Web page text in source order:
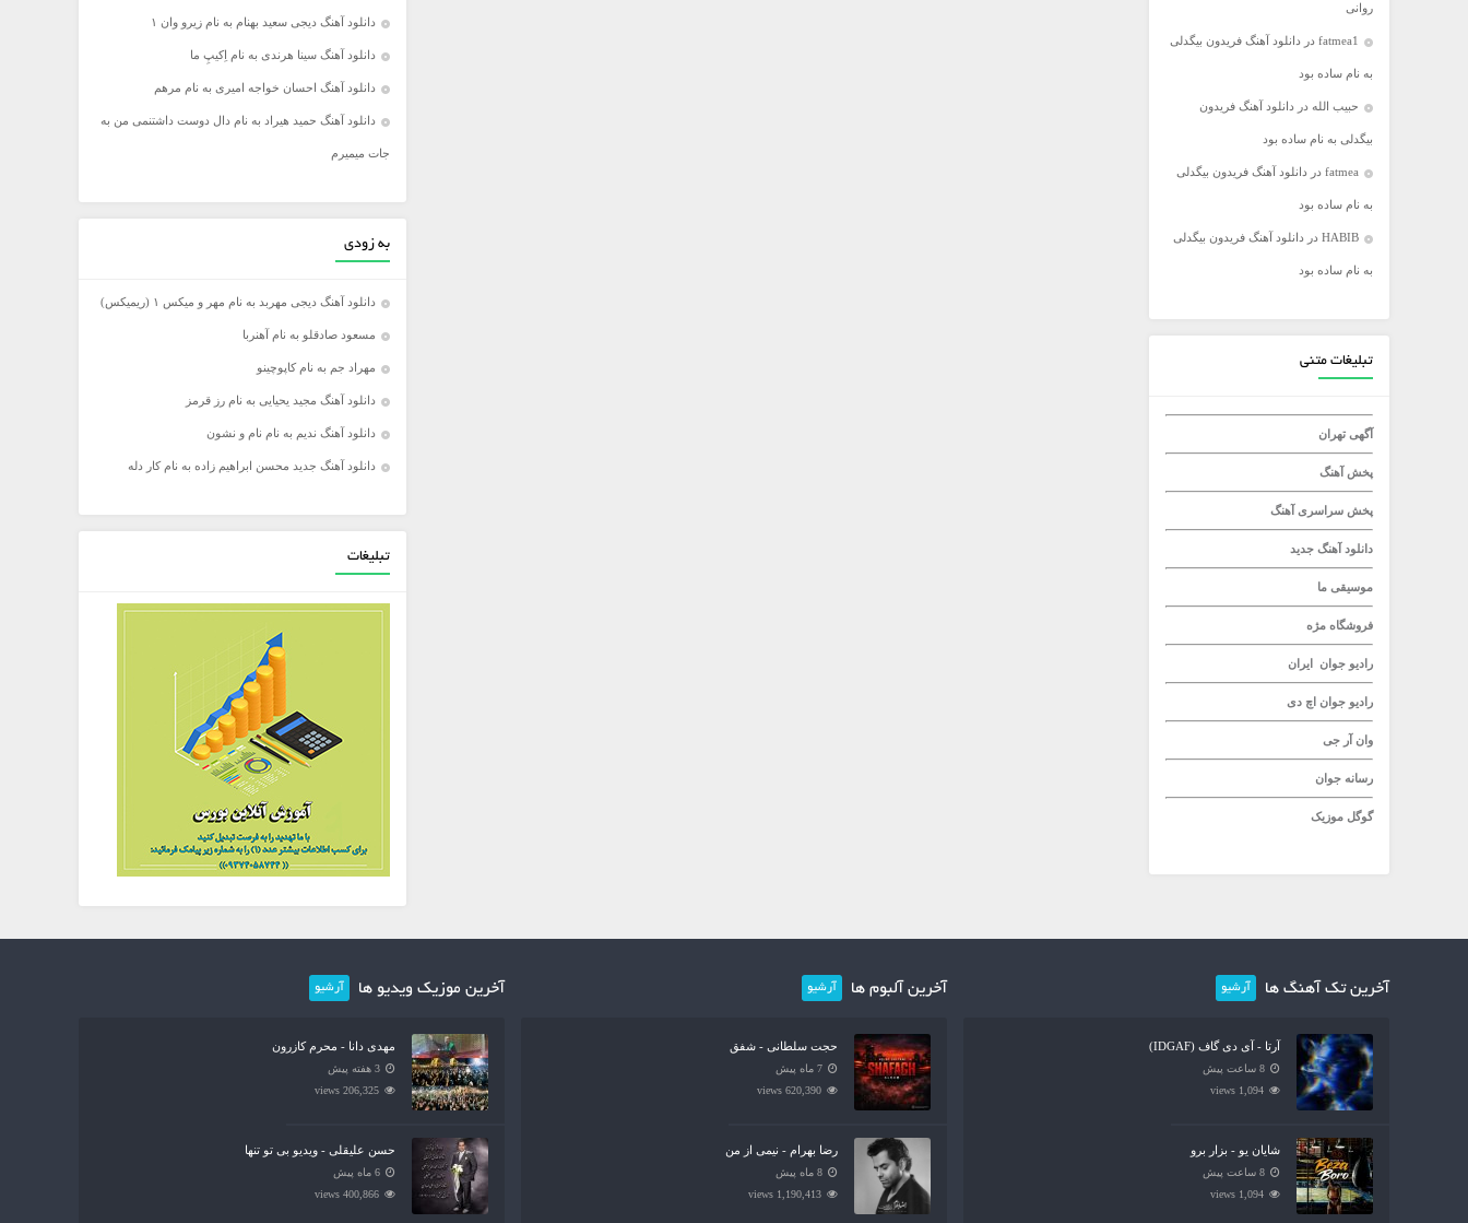
محسن یگانه
محمد رضا گلزار
محمد علیزاده
مرتضی اشرفی
مرتضی سرمدی
مهدی جهانی
مهدی یغمایی
میثم ابراهیمی
میلاد راستاد
روانی
fatmea1 در دانلود آهنگ فریدون بیگدلی
به نام ساده بود
حبیب الله در دانلود آهنگ فریدون
بیگدلی به نام ساده بود
fatmea در دانلود آهنگ فریدون بیگدلی
به نام ساده بود
HABIB در دانلود آهنگ فریدون بیگدلی
به نام ساده بود
تبلیغات متنی
آگهی تهران
پخش آهنگ
پخش سراسری آهنگ
دانلود آهنگ جدید
موسیقی ما
فروشگاه مژه
رادیو جوان ایران
رادیو جوان اچ دی
وان آر جی
رسانه جوان
گوگل موزیک
دانلود آهنگ دیجی سعید بهنام به نام زیرو وان ۱
دانلود آهنگ سینا هرندی به نام اِکیپِ ما
دانلود آهنگ احسان خواجه امیری به نام مرهم
دانلود آهنگ حمید هیراد به نام دال دوست داشتنمی من به
جات میمیرم
به زودی
دانلود آهنگ دیجی مهربد به نام مهر و میکس ۱ (ریمیکس)
مسعود صادقلو به نام آهنربا
مهراد جم به نام کاپوچینو
دانلود آهنگ مجید یحیایی به نام رز قرمز
دانلود آهنگ ندیم به نام نام و نشون
دانلود آهنگ جدید محسن ابراهیم زاده به نام کار دله
تبلیغات
آخرین تک آهنگ ها آرشیو
آرتا - آی دی گاف (IDGAF)
8 ساعت پیش
1,094 views
شایان یو - بزار برو
8 ساعت پیش
1,094 views
آخرین آلبوم ها آرشیو
حجت سلطانی - شفق
7 ماه پیش
620,390 views
رضا بهرام - نیمی از من
8 ماه پیش
1,190,413 views
آخرین موزیک ویدیو ها آرشیو
مهدی دانا - محرم کازرون
3 هفته پیش
206,325 views
حسن علیقلی - ویدیو بی تو تنها
6 ماه پیش
400,866 views